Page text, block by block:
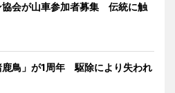
協会が山車参加者募集 伝統に触
鹿鳥」が1周年 駆除により失われ